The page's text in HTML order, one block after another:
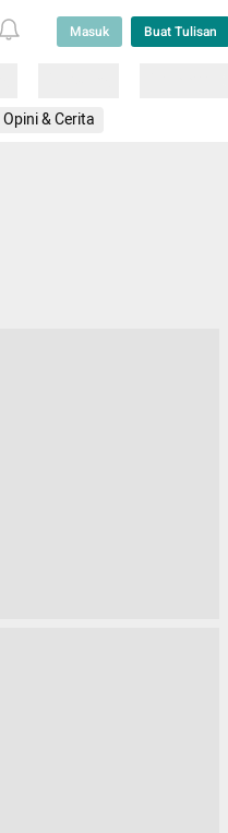
Masuk Buat Tulisan
Opini & Cerita